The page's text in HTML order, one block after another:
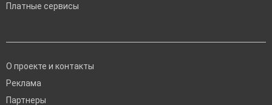
Платные сервисы
О проекте и контакты
Реклама
Партнеры